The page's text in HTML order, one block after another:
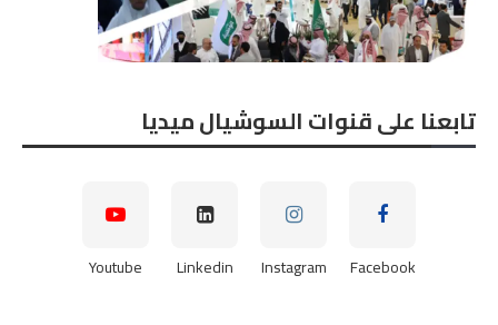
تابعنا على قنوات السوشيال ميديا
Facebook
Instagram
Linkedin
Youtube